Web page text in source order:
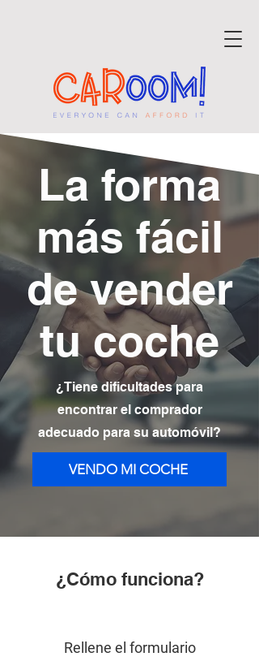
La forma
más fácil
de vender
tu coche
¿Tiene dificultades para
encontrar el comprador
adecuado para su automóvil?
VENDO MI COCHE
¿Cómo funciona?
Rellene el formulario